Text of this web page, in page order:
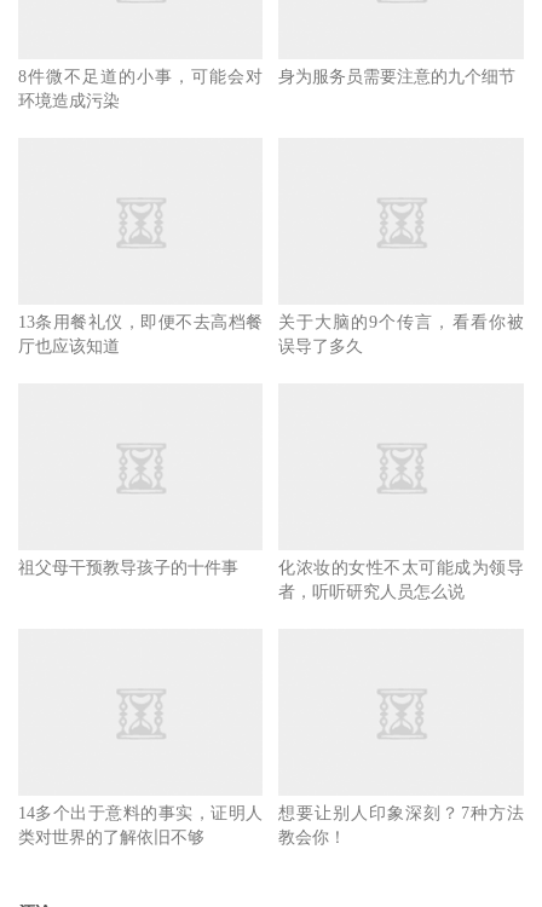
8件微不足道的小事，可能会对
环境造成污染
身为服务员需要注意的九个细节
13条用餐礼仪，即便不去高档餐
厅也应该知道
关于大脑的9个传言，看看你被
误导了多久
祖父母干预教导孩子的十件事
化浓妆的女性不太可能成为领导
者，听听研究人员怎么说
14多个出于意料的事实，证明人
类对世界的了解依旧不够
想要让别人印象深刻？7种方法
教会你！